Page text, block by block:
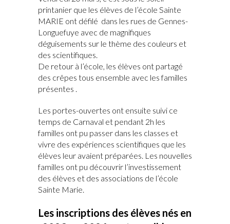
printanier que les élèves de l’école Sainte
MARIE ont défilé dans les rues de Gennes-
Longuefuye avec de magnifiques
déguisements sur le thème des couleurs et
des scientifiques.
De retour à l’école, les élèves ont partagé
des crêpes tous ensemble avec les familles
présentes .
Les portes-ouvertes ont ensuite suivi ce
temps de Carnaval et pendant 2h les
familles ont pu passer dans les classes et
vivre des expériences scientifiques que les
élèves leur avaient préparées. Les nouvelles
familles ont pu découvrir l’investissement
des élèves et des associations de l’école
Sainte Marie.
Les inscriptions des élèves nés en